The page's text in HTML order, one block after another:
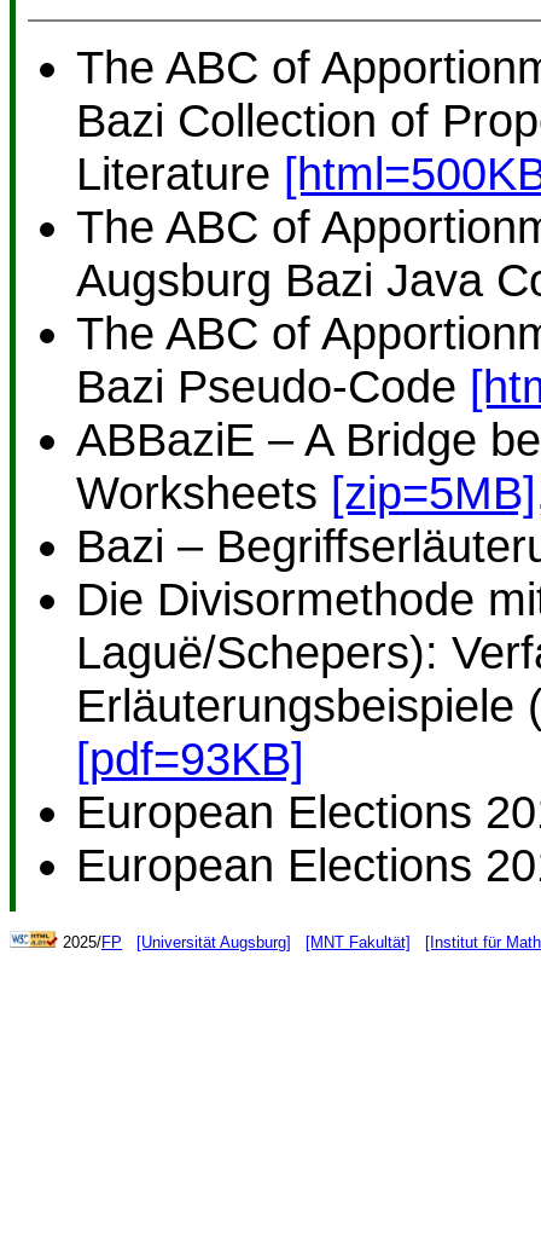
The ABC of
Bazi Collection of
Literature
The ABC of
Augsburg Bazi Java
The ABC of
Bazi Pseudo-Code
ABBaziE – A Bridge
Worksheets [zip=5MB]
Bazi –
Die Divisormethode
Laguë/Schepers):
Erläuterungsbeispiele
[pdf=93KB]
European Elections
European Elections
2025/FP [Universität Augsburg] [MNT Fakultät] [Institut für